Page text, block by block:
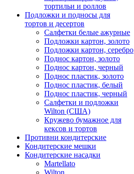
тортильи и роллов
Подложки и подносы для
тортов и десертов
Салфетки белые ажурные
Подложки картон, золото
Подложки картон, серебро
Поднос картон, золото
Поднос картон, черный
Поднос пластик, золото
Поднос пластик, белый
Поднос пластик, черный
Салфетки и подложки
Wilton (США)
Кружево бумажное для
кексов и тортов
Противни кондитерские
Кондитерские мешки
Кондитерские насадки
Martellato
Wilton